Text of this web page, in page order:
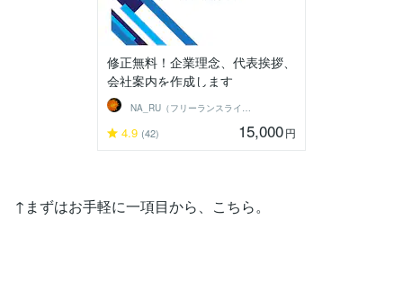
修正無料！企業理念、代表挨拶、
会社案内を作成します
NA_RU（フリーランスライター）
4.9 (42) 15,000円
↑まずはお手軽に一項目から、こちら。